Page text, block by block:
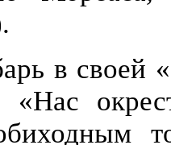
в своей
«Нас